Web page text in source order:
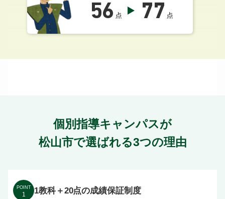
56 点 77 点
個別指導キャンパスが
松山市で選ばれる3つの理由
POINT
1 1教科＋20点の成績保証制度